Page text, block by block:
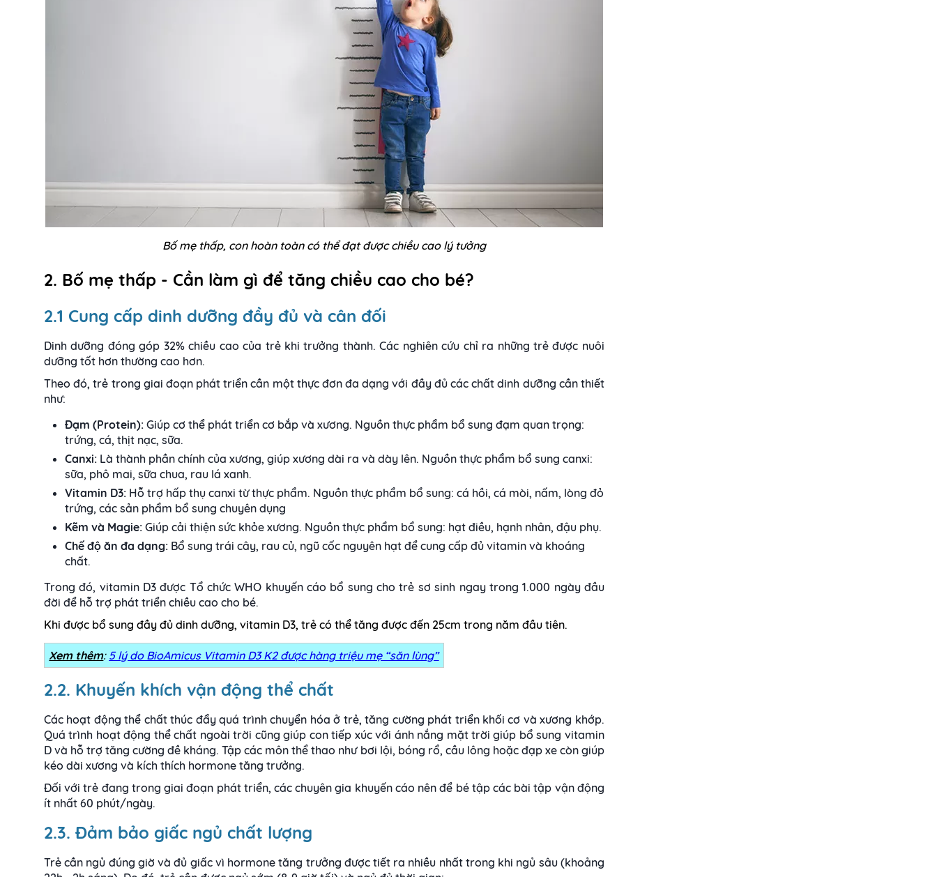
Bố mẹ thấp, con hoàn toàn có thể đạt được chiều cao lý tưởng
2. Bố mẹ thấp - Cần làm gì để tăng chiều cao cho bé?
2.1 Cung cấp dinh dưỡng đầy đủ và cân đối
Dinh dưỡng đóng góp 32% chiều cao của trẻ khi trưởng thành. Các nghiên cứu chỉ ra những trẻ được nuôi
dưỡng tốt hơn thường cao hơn.
Theo đó, trẻ trong giai đoạn phát triển cần một thực đơn đa dạng với đầy đủ các chất dinh dưỡng cần thiết
như:
Đạm (Protein): Giúp cơ thể phát triển cơ bắp và xương. Nguồn thực phẩm bổ sung đạm quan trọng:
trứng, cá, thịt nạc, sữa.
Canxi: Là thành phần chính của xương, giúp xương dài ra và dày lên. Nguồn thực phẩm bổ sung canxi:
sữa, phô mai, sữa chua, rau lá xanh.
Vitamin D3: Hỗ trợ hấp thụ canxi từ thực phẩm. Nguồn thực phẩm bổ sung: cá hồi, cá mòi, nấm, lòng đỏ
trứng, các sản phẩm bổ sung chuyên dụng
Kẽm và Magie: Giúp cải thiện sức khỏe xương. Nguồn thực phẩm bổ sung: hạt điều, hạnh nhân, đậu phụ.
Chế độ ăn đa dạng: Bổ sung trái cây, rau củ, ngũ cốc nguyên hạt để cung cấp đủ vitamin và khoáng
chất.
Trong đó, vitamin D3 được Tổ chức WHO khuyến cáo bổ sung cho trẻ sơ sinh ngay trong 1.000 ngày đầu
đời để hỗ trợ phát triển chiều cao cho bé.
Khi được bổ sung đầy đủ dinh dưỡng, vitamin D3, trẻ có thể tăng được đến 25cm trong năm đầu tiên.
Xem thêm: 5 lý do BioAmicus Vitamin D3 K2 được hàng triệu mẹ “săn lùng”
2.2. Khuyến khích vận động thể chất
Các hoạt động thể chất thúc đẩy quá trình chuyển hóa ở trẻ, tăng cường phát triển khối cơ và xương khớp.
Quá trình hoạt động thể chất ngoài trời cũng giúp con tiếp xúc với ánh nắng mặt trời giúp bổ sung vitamin
D và hỗ trợ tăng cường đề kháng. Tập các môn thể thao như bơi lội, bóng rổ, cầu lông hoặc đạp xe còn giúp
kéo dài xương và kích thích hormone tăng trưởng.
Đối với trẻ đang trong giai đoạn phát triển, các chuyên gia khuyến cáo nên để bé tập các bài tập vận động
ít nhất 60 phút/ngày.
2.3. Đảm bảo giấc ngủ chất lượng
Trẻ cần ngủ đúng giờ và đủ giấc vì hormone tăng trưởng được tiết ra nhiều nhất trong khi ngủ sâu (khoảng